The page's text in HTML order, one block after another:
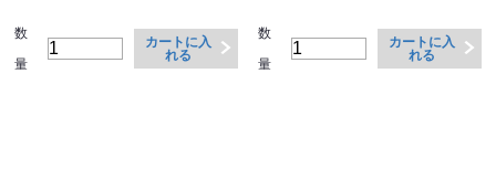
数
量
カートに入
れる
数
量
カートに入
れる